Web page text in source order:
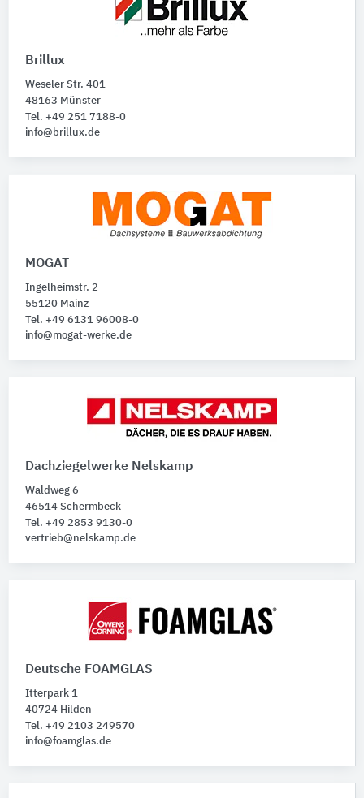
Brillux
Weseler Str. 401
48163 Münster
Tel. +49 251 7188-0
info@brillux.de
MOGAT
Ingelheimstr. 2
55120 Mainz
Tel. +49 6131 96008-0
info@mogat-werke.de
Dachziegelwerke Nelskamp
Waldweg 6
46514 Schermbeck
Tel. +49 2853 9130-0
vertrieb@nelskamp.de
Deutsche FOAMGLAS
Itterpark 1
40724 Hilden
Tel. +49 2103 249570
info@foamglas.de